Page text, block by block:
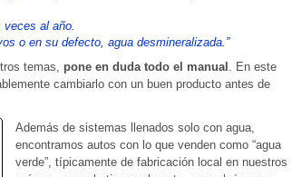
veces al año.
o en su defecto, agua desmineralizada.”
temas, pone en duda todo el manual . En este
cambiarlo con un buen producto antes de
Además de sistemas llenados solo con agua,
encontramos autos con lo que venden como “agua
verde”, típicamente de fabricación local en nuestros